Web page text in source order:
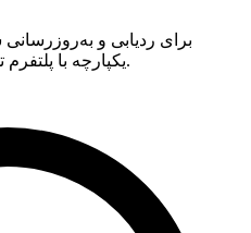
برای ردیابی و
یکپارچه با پلتفرم تجارت الکترونیک خود ادغام شوید.